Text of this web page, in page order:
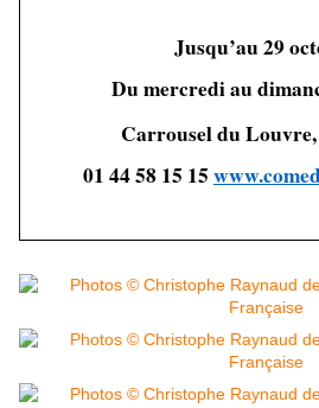
Jusqu’au 29
Du mercredi au
Carrousel du
01 44 58 15 15